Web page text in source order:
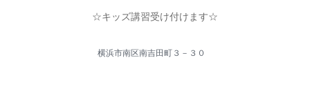
☆キッズ講習受け付けます☆
横浜市南区南吉田町３－３０